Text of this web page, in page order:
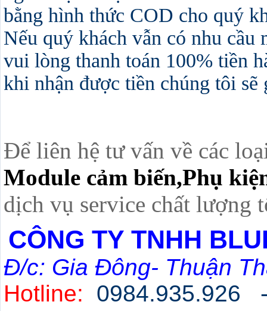
bằng hình thức COD cho quý
Nếu quý khách vẫn có nhu cầu
vui lòng thanh toán 100% tiền
khi nhận được tiền chúng tôi sẽ
Để liên hệ tư vấn về các
Module cảm biến,Phụ
dịch vụ service chất lượng
CÔNG TY TNHH
Đ/c: Gia Đông- Thuận
Hotline:
0984.935.926